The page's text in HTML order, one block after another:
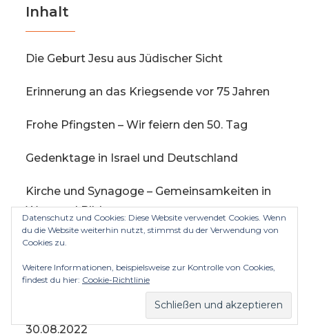
Inhalt
Die Geburt Jesu aus Jüdischer Sicht
Erinnerung an das Kriegsende vor 75 Jahren
Frohe Pfingsten – Wir feiern den 50. Tag
Gedenktage in Israel und Deutschland
Kirche und Synagoge – Gemeinsamkeiten in
Wort und Bild
Meine Beiträge im Überblick
Wer trägt die Binde vor den Augen?
Zur Erinnerung an Ruth Lapide 8.06.1929 –
30.08.2022
Datenschutz und Cookies: Diese Website verwendet Cookies. Wenn
du die Website weiterhin nutzt, stimmst du der Verwendung von
Cookies zu.
Weitere Informationen, beispielsweise zur Kontrolle von Cookies,
findest du hier: Cookie-Richtlinie